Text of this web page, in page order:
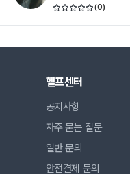
(0)
헬프센터
공지사항
자주 묻는 질문
일반 문의
안전결제 문의